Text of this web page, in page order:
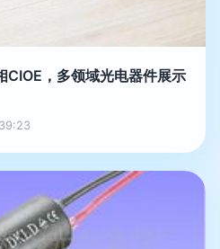
CIOE，多领域光电器件展示